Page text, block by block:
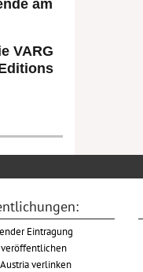
am
VARG
Eintragung
verlinken